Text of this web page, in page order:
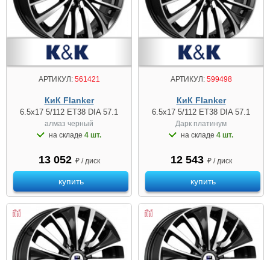
АРТИКУЛ:561421
КиК Flanker
6.5x17 5/112 ET38 DIA 57.1
алмаз чeрный
на складе 4 шт.
13 052 ₽ / диск
купить
АРТИКУЛ:599498
КиК Flanker
6.5x17 5/112 ET38 DIA 57.1
Дарк платинум
на складе 4 шт.
12 543 ₽ / диск
купить